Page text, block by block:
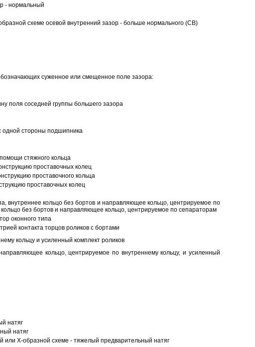
- нормальный
схеме осевой внутренний зазор - больше нормального (CB)
суженное или смещенное поле зазора:
поля соседней группы большего зазора
одной стороны подшипника
стяжного кольца
проставочных колец
проставочного кольца
проставочных колец
внутреннее кольцо без бортов и направляющее кольцо, центрируемое по
без бортов и направляющее кольцо, центрируемое по сепараторам
оконного типа
контакта торцов роликов с бортами
кольцу и усиленный комплект роликов
кольцо, центрируемое по внутреннему кольцу, и усиленный
натяг
натяг
или Х-образной схеме - тяжелый предварительный натяг